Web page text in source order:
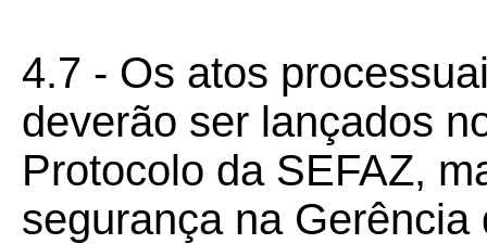
4.7 - Os atos
deverão ser lançados
Protocolo da SEFAZ,
segurança na